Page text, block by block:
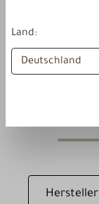
Hersteller
Land: